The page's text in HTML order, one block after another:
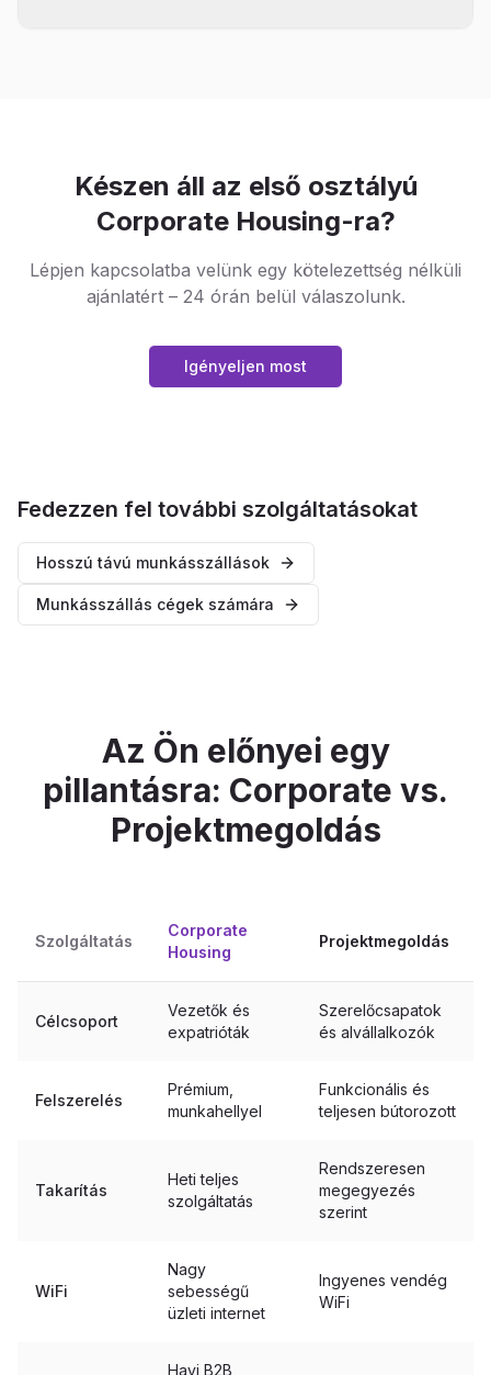
Készen áll az első osztályú
Corporate Housing-ra?
Lépjen kapcsolatba velünk egy kötelezettség nélküli
ajánlatért – 24 órán belül válaszolunk.
Igényeljen most
Fedezzen fel további szolgáltatásokat
Hosszú távú munkásszállások
Munkásszállás cégek számára
Az Ön előnyei egy
pillantásra: Corporate vs.
Projektmegoldás
Szolgáltatás
Corporate
Housing
Projektmegoldás
Célcsoport
Vezetők és
expatrióták
Szerelőcsapatok
és alvállalkozók
Felszerelés
Prémium,
munkahellyel
Funkcionális és
teljesen bútorozott
Takarítás
Heti teljes
szolgáltatás
Rendszeresen
megegyezés
szerint
WiFi
Nagy
sebességű
üzleti internet
Ingyenes vendég
WiFi
Havi B2B